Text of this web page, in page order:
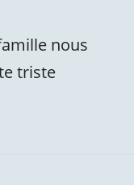
nous
triste